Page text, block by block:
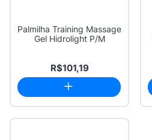
Palmilha Training Massage
Gel Hidrolight P/M
R$101,19